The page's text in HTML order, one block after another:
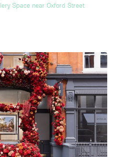
Space near Oxford Street